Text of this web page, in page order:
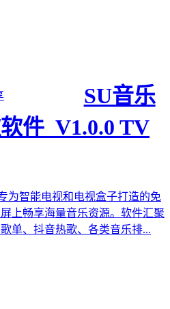
SU音乐
件_V1.0.0 TV
为智能电视和电视盒子打造的免
上畅享海量音乐资源。软件汇聚
单、抖音热歌、各类音乐排...